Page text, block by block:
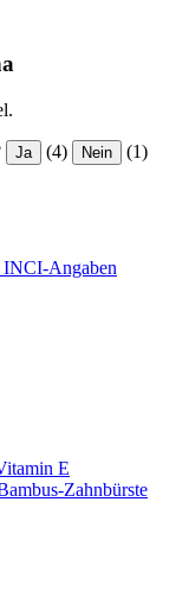
Ja (4) Nein (1)
INCI-Angaben
E
Zahnbürste